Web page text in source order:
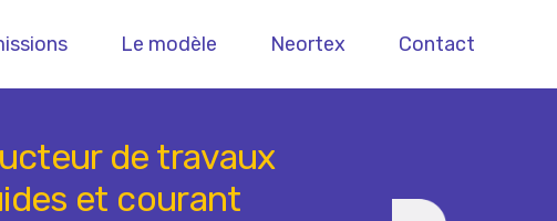
Le modèle Neortex Contact
de travaux
et courant